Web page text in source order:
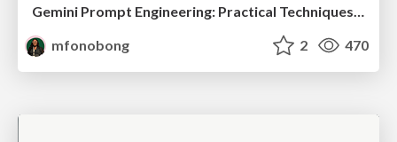
Gemini Prompt Engineering: Practical Techniques for Tangible AI Outcomes
mfonobong
2 470